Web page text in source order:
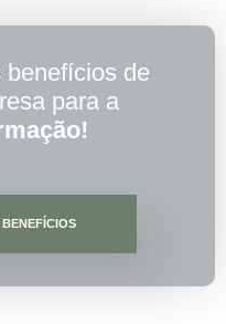
benefícios de
para a